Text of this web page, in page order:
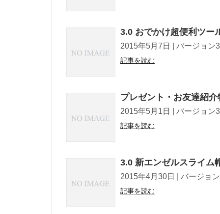
3.0 おでかけ超便利ツー
2015年5月7日 | バージョ
記事を読む
プレゼント・お友達紹
2015年5月1日 | バージョ
記事を読む
3.0 新エンゼルスライム
2015年4月30日 | バージョ
記事を読む